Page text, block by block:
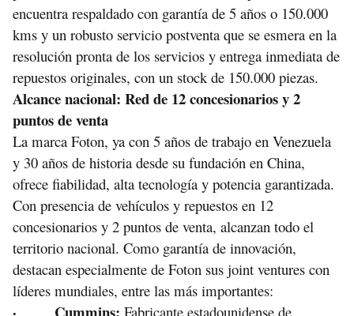
encuentra respaldado con garantía de 5 años o 150.000
kms y un robusto servicio postventa que se esmera en la
resolución pronta de los servicios y entrega inmediata de
repuestos originales, con un stock de 150.000 piezas.
Alcance nacional: Red de 12 concesionarios y 2
puntos de venta
La marca Foton, ya con 5 años de trabajo en Venezuela
y 30 años de historia desde su fundación en China,
ofrece fiabilidad, alta tecnología y potencia garantizada.
Con presencia de vehículos y repuestos en 12
concesionarios y 2 puntos de venta, alcanzan todo el
territorio nacional. Como garantía de innovación,
destacan especialmente de Foton sus joint ventures con
líderes mundiales, entre las más importantes:
Fabricante estadounidense de